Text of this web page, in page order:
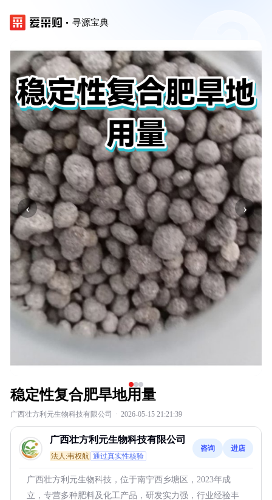
寻源宝典
‹ ›
稳定性复合肥旱地用量
广西壮方利元生物科技有限公司 · 2026-05-15 21:21:39
广西壮方利元生物科技有限公司
法人:韦权航 通过真实性核验
咨询 进店
广西壮方利元生物科技，位于南宁西乡塘区，2023年成
立，专营多种肥料及化工产品，研发实力强，行业经验丰